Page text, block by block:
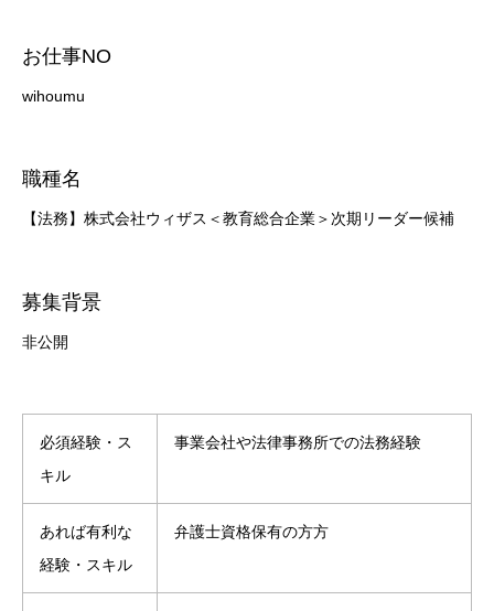
お仕事NO
wihoumu
職種名
【法務】株式会社ウィザス＜教育総合企業＞次期リーダー候補
募集背景
非公開
必須経験・ス
キル
事業会社や法律事務所での法務経験
あれば有利な
経験・スキル
弁護士資格保有の方方